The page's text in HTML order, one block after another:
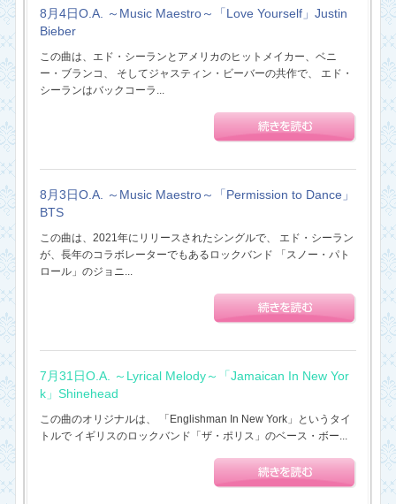
8月4日O.A. ～Music Maestro～「Love Yourself」Justin
Bieber
この曲は、エド・シーランとアメリカのヒットメイカー、ベニ
ー・ブランコ、 そしてジャスティン・ビーバーの共作で、 エド・
シーランはバックコーラ...
8月3日O.A. ～Music Maestro～「Permission to Dance」
BTS
この曲は、2021年にリリースされたシングルで、 エド・シーラン
が、長年のコラボレーターでもあるロックバンド 「スノー・パト
ロール」のジョニ...
7月31日O.A. ～Lyrical Melody～「Jamaican In New Yor
k」Shinehead
この曲のオリジナルは、 「Englishman In New York」というタイ
トルで イギリスのロックバンド「ザ・ポリス」のベース・ボー...